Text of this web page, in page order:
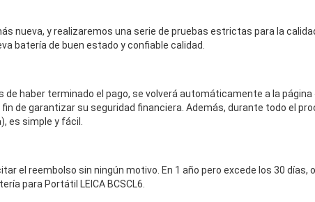
nueva, y realizaremos una serie de pruebas estrictas para la
batería de buen estado y confiable calidad.
de haber terminado el pago, se volverá automáticamente a la
de garantizar su seguridad financiera. Además, durante todo el
es simple y fácil.
el reembolso sin ningún motivo. En 1 año pero excede los 30
para Portátil LEICA BCSCL6.